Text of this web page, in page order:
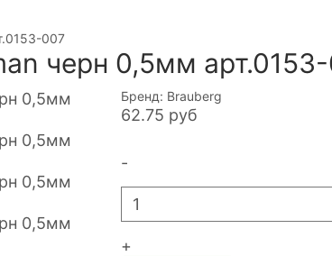
007
черн 0,5мм
Бренд: Brauberg
62.75 руб
-
+